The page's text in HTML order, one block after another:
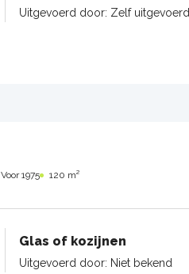
Uitgevoerd door: Zelf uitgevoerd
Voor 1975 120 m²
Glas of kozijnen
Uitgevoerd door: Niet bekend